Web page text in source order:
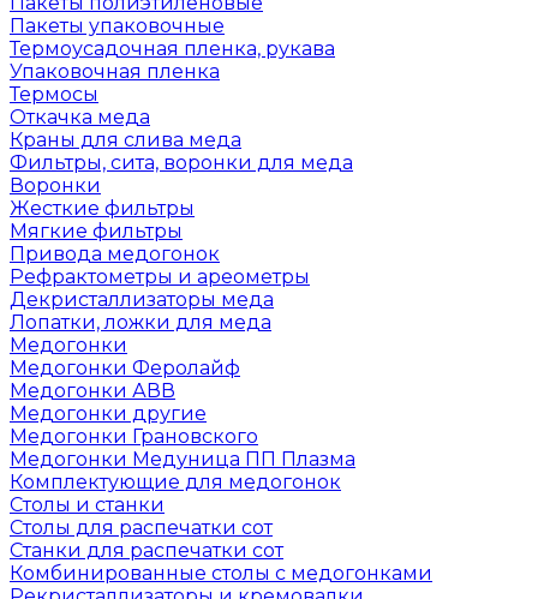
Пакеты упаковочные
Термоусадочная пленка, рукава
Упаковочная пленка
Термосы
Откачка меда
Краны для слива меда
Фильтры, сита, воронки для меда
Воронки
Жесткие фильтры
Мягкие фильтры
Привода медогонок
Рефрактометры и ареометры
Декристаллизаторы меда
Лопатки, ложки для меда
Медогонки
Медогонки Феролайф
Медогонки АВВ
Медогонки другие
Медогонки Грановского
Медогонки Медуница ПП Плазма
Комплектующие для медогонок
Столы и станки
Столы для распечатки сот
Станки для распечатки сот
Комбинированные столы с медогонками